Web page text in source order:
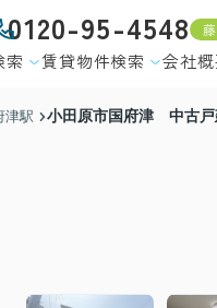
0120-95-4548
索 賃貸物件検索 会社
津駅 小田原市国府津 中古戸